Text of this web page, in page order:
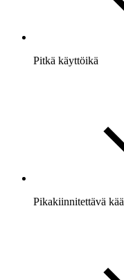
Pitkä käyttöikä
Pikakiinnitettävä